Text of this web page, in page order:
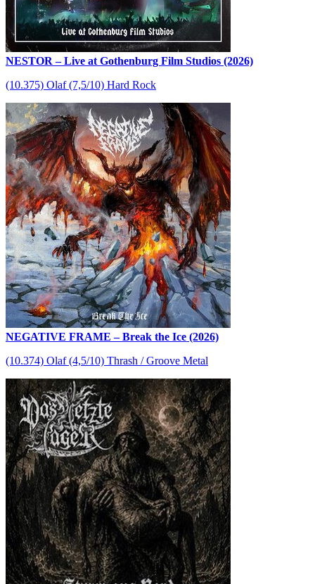
NESTOR – Live at Gothenburg Film Studios (2026)
(10.375) Olaf (7,5/10) Hard Rock
NEGATIVE FRAME – Break the Ice (2026)
(10.374) Olaf (4,5/10) Thrash / Groove Metal